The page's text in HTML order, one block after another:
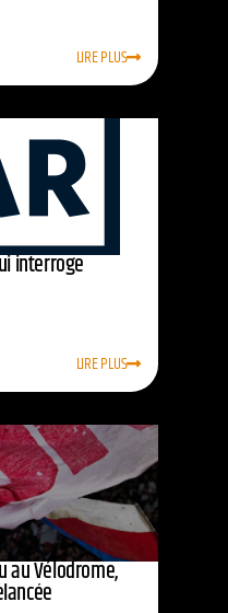
LIRE PLUS
interroge
LIRE PLUS
au Vélodrome,